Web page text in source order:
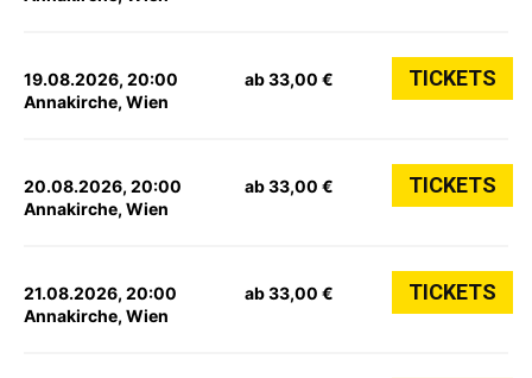
19.08.2026, 20:00
Annakirche, Wien
ab 33,00 € TICKETS
20.08.2026, 20:00
Annakirche, Wien
ab 33,00 € TICKETS
21.08.2026, 20:00
Annakirche, Wien
ab 33,00 € TICKETS